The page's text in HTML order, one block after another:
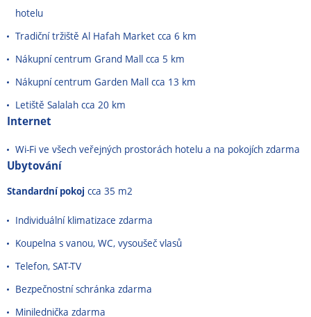
hotelu
Tradiční tržiště Al Hafah Market cca 6 km
Nákupní centrum Grand Mall cca 5 km
Nákupní centrum Garden Mall cca 13 km
Letiště Salalah cca 20 km
Internet
Wi-Fi ve všech veřejných prostorách hotelu a na pokojích zdarma
Ubytování
Standardní pokoj cca 35 m2
Individuální klimatizace zdarma
Koupelna s vanou, WC, vysoušeč vlasů
Telefon, SAT-TV
Bezpečnostní schránka zdarma
Minilednička zdarma